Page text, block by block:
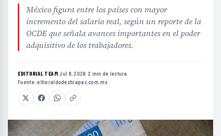
México figura entre los países con mayor
incremento del salario real, según un reporte de la
OCDE que señala avances importantes en el poder
adquisitivo de los trabajadores.
EDITORIAL TEAM·Jul 8, 2026 ·2 min de lectura ·
Fuente:elheraldodechiapas.com.mx